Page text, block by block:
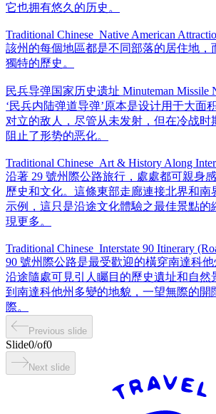
它也拥有悠久的历史。
Traditional Chinese_Native American
該州的每個地區都是不同部落的居住地，
獨特的歷史。
民兵导弹国家历史遗址 Minuteman Missile
‘民兵内陆弹道导弹’原本是设计用于大面
对立的敌人，尽管从未发射，但在冷战时
阻止了形势的恶化。
Traditional Chinese_Art & History Along
沿著 29 號州際公路旅行，處處都可親身
歷史和文化。這條東部走廊連接北界和南
示例，這只是沿途文化體驗之最佳景點的
現更多。
Traditional Chinese_Interstate 90 Itinerary
90 號州際公路是最受歡迎的橫穿南達科他
沿途隨處可見引人矚目的歷史遺址和自然
到南達科他州多變的地貌，一望無際的開
際。
Previous slide
Slide0/of0
Next slide